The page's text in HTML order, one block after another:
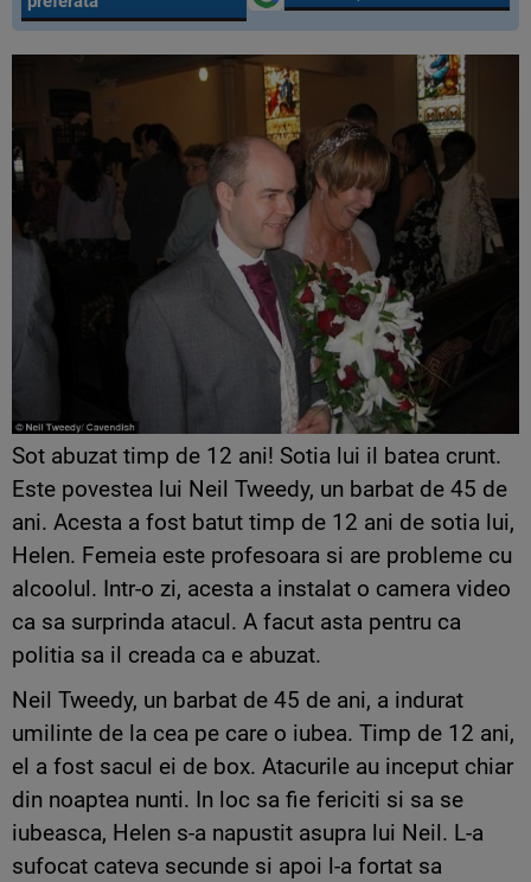
Sot abuzat timp de 12 ani! Sotia lui il batea crunt.
Este povestea lui Neil Tweedy, un barbat de 45 de
ani. Acesta a fost batut timp de 12 ani de sotia lui,
Helen. Femeia este profesoara si are probleme cu
alcoolul. Intr-o zi, acesta a instalat o camera video
ca sa surprinda atacul. A facut asta pentru ca
politia sa il creada ca e abuzat.
Neil Tweedy, un barbat de 45 de ani, a indurat
umilinte de la cea pe care o iubea. Timp de 12 ani,
el a fost sacul ei de box. Atacurile au inceput chiar
din noaptea nunti. In loc sa fie fericiti si sa se
iubeasca, Helen s-a napustit asupra lui Neil. L-a
sufocat cateva secunde si apoi l-a fortat sa